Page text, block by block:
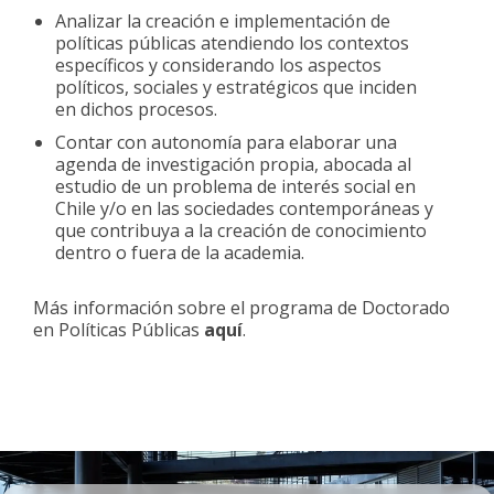
Analizar la creación e implementación de
políticas públicas atendiendo los contextos
específicos y considerando los aspectos
políticos, sociales y estratégicos que inciden
en dichos procesos.
Contar con autonomía para elaborar una
agenda de investigación propia, abocada al
estudio de un problema de interés social en
Chile y/o en las sociedades contemporáneas y
que contribuya a la creación de conocimiento
dentro o fuera de la academia.
Más información sobre el programa de Doctorado
en Políticas Públicas aquí.